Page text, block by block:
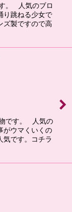
。 人気のブロ
り跳ねる少女で
ズ製ですので高
です。 人気の
がウマくいくの
気です。コチラ